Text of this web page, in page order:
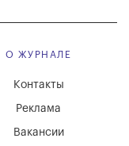
О ЖУРНАЛЕ
Вакансии
Реклама
Контакты